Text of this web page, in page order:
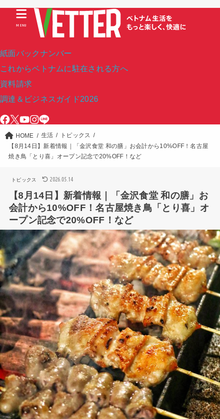
紙面バックナンバー
これからベトナムに駐在される方へ
資料請求
調達＆ビジネスガイド2026
MENU
HOME 生活
トピックス
【8月14日】新着情報｜「金沢食堂 和の膳」お会計から10%OFF！名古屋
焼き鳥「とり喜」オープン記念で20%OFF！など
トピックス 2026.05.14
【8月14日】新着情報｜「金沢食堂 和の膳」お
会計から10%OFF！名古屋焼き鳥「とり喜」オ
ープン記念で20%OFF！など